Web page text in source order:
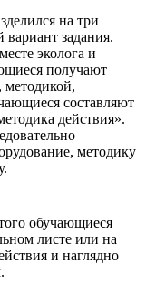
на три
вариант задания.
эколога и
получают
методикой,
составляют
действия».
методику
обучающиеся
листе или на
и наглядно